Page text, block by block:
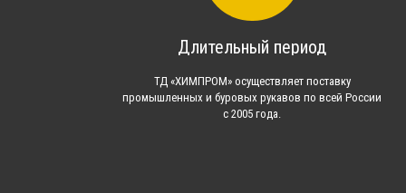
Длительный период
ТД «ХИМПРОМ» осуществляет поставку
промышленных и буровых рукавов по всей России
с 2005 года.